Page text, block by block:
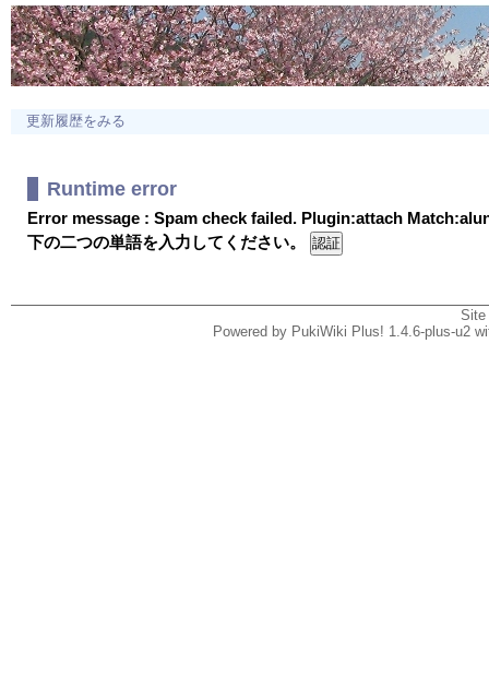
更新履歴をみる
Runtime error
Error message : Spam check failed. Plugin:attach
下の二つの単語を入力してください。
Powered by PukiWiki Plus! 1.4.6-plus-u2